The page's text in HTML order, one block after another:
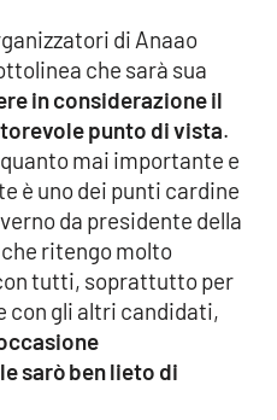
di Anaao
che sarà sua
in considerazione il
punto di vista.
mai importante e
è uno dei punti cardine
da presidente della
ritengo molto
tutti, soprattutto per
con gli altri candidati,
sarò ben lieto di